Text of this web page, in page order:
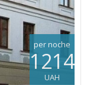
per noche
1214
UAH